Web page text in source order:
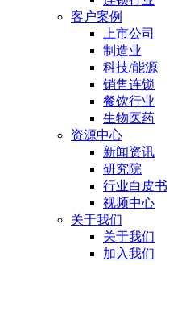
客户案例
上市公司
制造业
科技/能源
销售连锁
餐饮行业
生物医药
资源中心
新闻资讯
研究院
行业白皮书
视频中心
关于我们
关于我们
加入我们